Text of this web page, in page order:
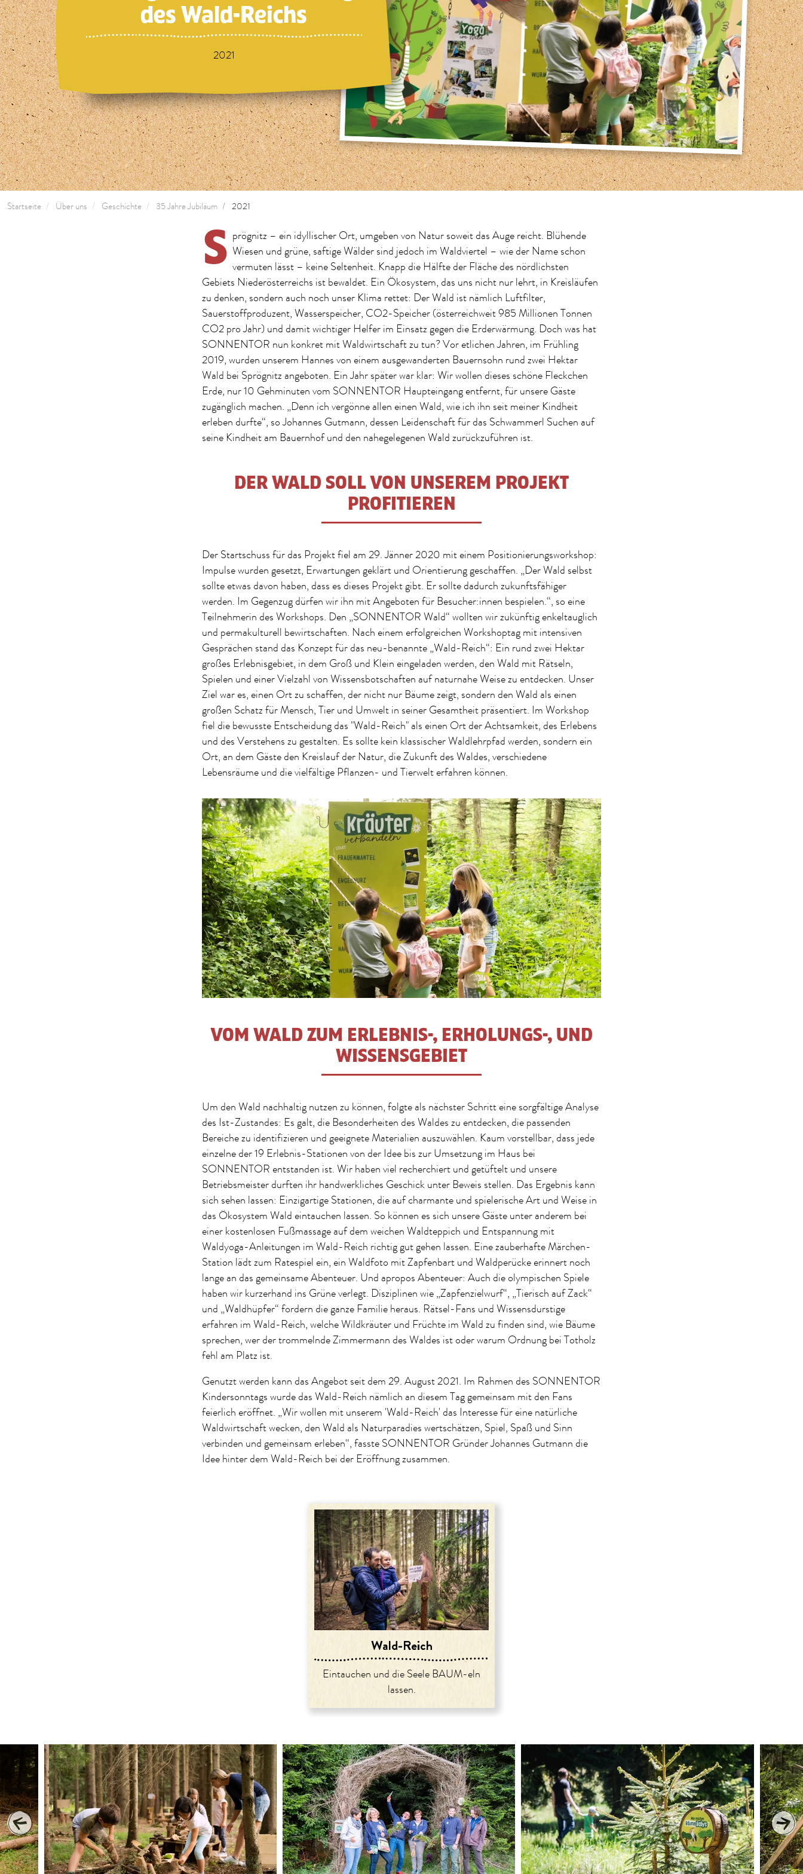
des Wald-Reichs
2021
Startseite Über uns Geschichte 35 Jahre Jubiläum 2021
S prögnitz – ein idyllischer Ort, umgeben von Natur soweit das Auge reicht. Blühende
Wiesen und grüne, saftige Wälder sind jedoch im Waldviertel – wie der Name schon
vermuten lässt – keine Seltenheit. Knapp die Hälfte der Fläche des nördlichsten
Gebiets Niederösterreichs ist bewaldet. Ein Ökosystem, das uns nicht nur lehrt, in Kreisläufen
zu denken, sondern auch noch unser Klima rettet: Der Wald ist nämlich Luftfilter,
Sauerstoffproduzent, Wasserspeicher, CO2-Speicher (österreichweit 985 Millionen Tonnen
CO2 pro Jahr) und damit wichtiger Helfer im Einsatz gegen die Erderwärmung. Doch was hat
SONNENTOR nun konkret mit Waldwirtschaft zu tun? Vor etlichen Jahren, im Frühling
2019, wurden unserem Hannes von einem ausgewanderten Bauernsohn rund zwei Hektar
Wald bei Sprögnitz angeboten. Ein Jahr später war klar: Wir wollen dieses schöne Fleckchen
Erde, nur 10 Gehminuten vom SONNENTOR Haupteingang entfernt, für unsere Gäste
zugänglich machen. „Denn ich vergönne allen einen Wald, wie ich ihn seit meiner Kindheit
erleben durfte“, so Johannes Gutmann, dessen Leidenschaft für das Schwammerl Suchen auf
seine Kindheit am Bauernhof und den nahegelegenen Wald zurückzuführen ist.
DER WALD SOLL VON UNSEREM PROJEKT
PROFITIEREN
Der Startschuss für das Projekt fiel am 29. Jänner 2020 mit einem Positionierungsworkshop:
Impulse wurden gesetzt, Erwartungen geklärt und Orientierung geschaffen. „Der Wald selbst
sollte etwas davon haben, dass es dieses Projekt gibt. Er sollte dadurch zukunftsfähiger
werden. Im Gegenzug dürfen wir ihn mit Angeboten für Besucher:innen bespielen.“, so eine
Teilnehmerin des Workshops. Den „SONNENTOR Wald“ wollten wir zukünftig enkeltauglich
und permakulturell bewirtschaften. Nach einem erfolgreichen Workshoptag mit intensiven
Gesprächen stand das Konzept für das neu-benannte „Wald-Reich“: Ein rund zwei Hektar
großes Erlebnisgebiet, in dem Groß und Klein eingeladen werden, den Wald mit Rätseln,
Spielen und einer Vielzahl von Wissensbotschaften auf naturnahe Weise zu entdecken. Unser
Ziel war es, einen Ort zu schaffen, der nicht nur Bäume zeigt, sondern den Wald als einen
großen Schatz für Mensch, Tier und Umwelt in seiner Gesamtheit präsentiert. Im Workshop
fiel die bewusste Entscheidung das "Wald-Reich" als einen Ort der Achtsamkeit, des Erlebens
und des Verstehens zu gestalten. Es sollte kein klassischer Waldlehrpfad werden, sondern ein
Ort, an dem Gäste den Kreislauf der Natur, die Zukunft des Waldes, verschiedene
Lebensräume und die vielfältige Pflanzen- und Tierwelt erfahren können.
VOM WALD ZUM ERLEBNIS-, ERHOLUNGS-, UND
WISSENSGEBIET
Um den Wald nachhaltig nutzen zu können, folgte als nächster Schritt eine sorgfältige Analyse
des Ist-Zustandes: Es galt, die Besonderheiten des Waldes zu entdecken, die passenden
Bereiche zu identifizieren und geeignete Materialien auszuwählen. Kaum vorstellbar, dass jede
einzelne der 19 Erlebnis-Stationen von der Idee bis zur Umsetzung im Haus bei
SONNENTOR entstanden ist. Wir haben viel recherchiert und getüftelt und unsere
Betriebsmeister durften ihr handwerkliches Geschick unter Beweis stellen. Das Ergebnis kann
sich sehen lassen: Einzigartige Stationen, die auf charmante und spielerische Art und Weise in
das Ökosystem Wald eintauchen lassen. So können es sich unsere Gäste unter anderem bei
einer kostenlosen Fußmassage auf dem weichen Waldteppich und Entspannung mit
Waldyoga-Anleitungen im Wald-Reich richtig gut gehen lassen. Eine zauberhafte Märchen-
Station lädt zum Ratespiel ein, ein Waldfoto mit Zapfenbart und Waldperücke erinnert noch
lange an das gemeinsame Abenteuer. Und apropos Abenteuer: Auch die olympischen Spiele
haben wir kurzerhand ins Grüne verlegt. Disziplinen wie „Zapfenzielwurf“, „Tierisch auf Zack“
und „Waldhüpfer“ fordern die ganze Familie heraus. Rätsel-Fans und Wissensdurstige
erfahren im Wald-Reich, welche Wildkräuter und Früchte im Wald zu finden sind, wie Bäume
sprechen, wer der trommelnde Zimmermann des Waldes ist oder warum Ordnung bei Totholz
fehl am Platz ist.
Genutzt werden kann das Angebot seit dem 29. August 2021. Im Rahmen des SONNENTOR
Kindersonntags wurde das Wald-Reich nämlich an diesem Tag gemeinsam mit den Fans
feierlich eröffnet. „Wir wollen mit unserem 'Wald-Reich' das Interesse für eine natürliche
Waldwirtschaft wecken, den Wald als Naturparadies wertschätzen, Spiel, Spaß und Sinn
verbinden und gemeinsam erleben“, fasste SONNENTOR Gründer Johannes Gutmann die
Idee hinter dem Wald-Reich bei der Eröffnung zusammen.
Wald-Reich
Eintauchen und die Seele BAUM-eln
lassen.